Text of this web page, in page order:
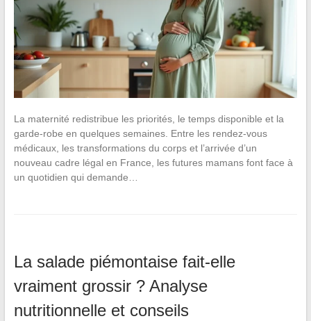
La maternité redistribue les priorités, le temps disponible et la
garde-robe en quelques semaines. Entre les rendez-vous
médicaux, les transformations du corps et l’arrivée d’un
nouveau cadre légal en France, les futures mamans font face à
un quotidien qui demande…
La salade piémontaise fait-elle
vraiment grossir ? Analyse
nutritionnelle et conseils